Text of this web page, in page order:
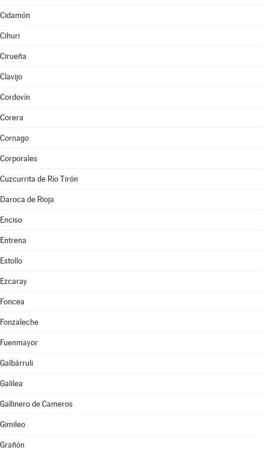
Cidamón
Cihuri
Cirueña
Clavijo
Cordovín
Corera
Cornago
Corporales
Cuzcurrita de Río Tirón
Daroca de Rioja
Enciso
Entrena
Estollo
Ezcaray
Foncea
Fonzaleche
Fuenmayor
Galbárruli
Galilea
Gallinero de Cameros
Gimileo
Grañón